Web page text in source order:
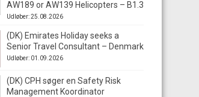
AW189 or AW139 Helicopters – B1.3
Udløber: 25.08.2026
(DK) Emirates Holiday seeks a
Senior Travel Consultant – Denmark
Udløber: 01.09.2026
(DK) CPH søger en Safety Risk
Management Koordinator